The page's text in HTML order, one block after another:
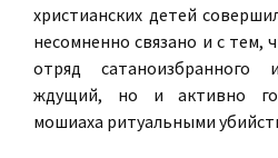
христианских детей
несомненно связано и с тем,
отряд сатаноизбранного
ждущий, но и активно
мошиаха ритуальными